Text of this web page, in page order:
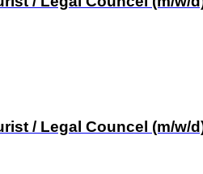
/ Legal Councel (m/w/